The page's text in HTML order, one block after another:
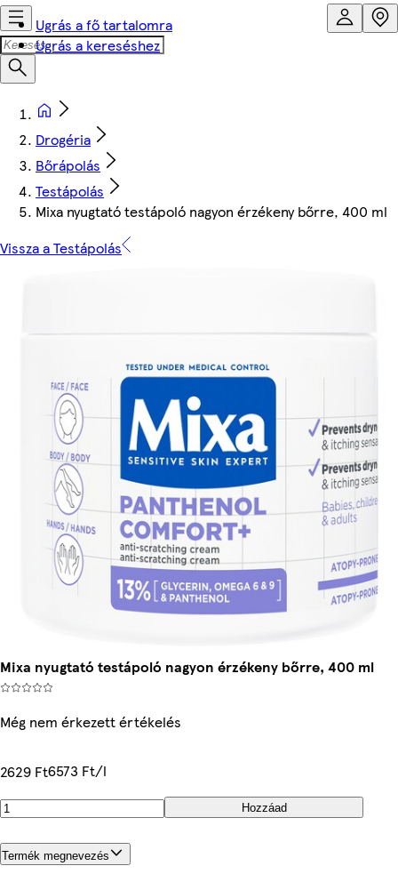
Ugrás a fő tartalomra
Ugrás a kereséshez
Drogéria
Bőrápolás
Testápolás
Mixa nyugtató testápoló nagyon érzékeny bőrre, 400 ml
Vissza a Testápolás
Mixa nyugtató testápoló nagyon érzékeny bőrre, 400 ml
Még nem érkezett értékelés
2629 Ft6573 Ft/l
Hozzáad
Termék megnevezés